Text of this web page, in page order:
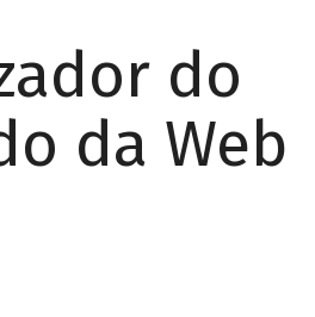
do
da Web